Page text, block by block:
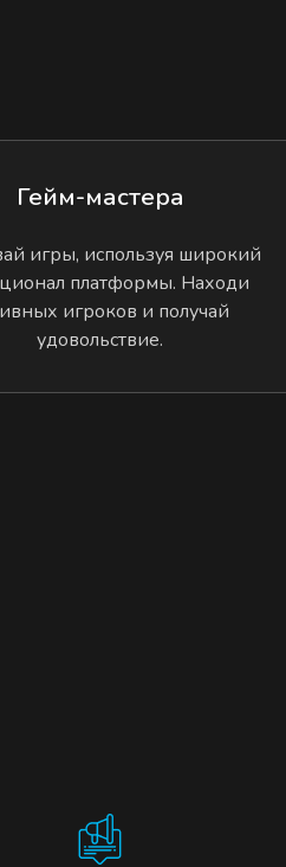
Гейм-мастера
игры, используя широкий
платформы. Находи
игроков и получай
удовольствие.